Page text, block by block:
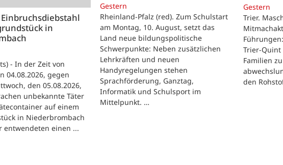
Einbruchsdiebstahl
in
- In der Zeit von
04.08.2026, gegen
den 05.08.2026,
unbekannte Täter
auf einem
in Niederbrombach
entwendeten einen ...
Gestern
Rheinland-Pfalz (red). Zum Schulstart
am Montag, 10. August, setzt das
Land neue bildungspolitische
Schwerpunkte: Neben zusätzlichen
Lehrkräften und neuen
Handyregelungen stehen
Sprachförderung, Ganztag,
Informatik und Schulsport im
Mittelpunkt. …
Gestern
Trier.
Trier-Quint
Familien
den